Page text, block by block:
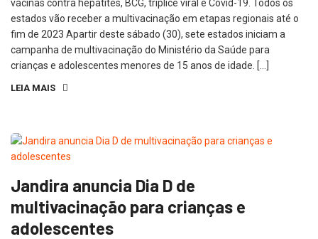
vacinas contra hepatites, BCG, tríplice viral e Covid-19. Todos os
estados vão receber a multivacinação em etapas regionais até o
fim de 2023 Apartir deste sábado (30), sete estados iniciam a
campanha de multivacinação do Ministério da Saúde para
crianças e adolescentes menores de 15 anos de idade. […]
LEIA MAIS
Jandira anuncia Dia D de
multivacinação para crianças e
adolescentes